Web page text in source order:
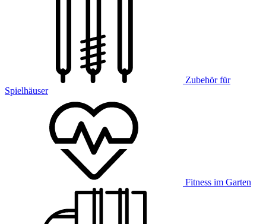
Zubehör für
Spielhäuser
Fitness im Garten